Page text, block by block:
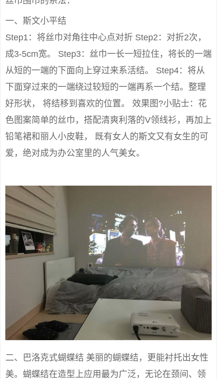
一、斯文小平结
Step1：将丝巾对角往中心点对折 Step2：对折2次，
成3-5cm宽。 Step3：丝巾一长一短拉住，将长的一端
从短的一端的下面向上穿过来系活结。 Step4：将从
下面穿过来的一端绕过较短的一端再系一个结。整理
好形状， 将结移到喜欢的位置。 效果图?小贴士：花
色图案简单的丝巾，搭配清爽利落的V领线衫，再加上
铅笔裙和丽人小皮鞋， 既有女人的斯文又有女生的可
爱，绝对成为办公室里的人气美女。
二、巴洛克式蝴蝶结 美丽的蝴蝶结，更能衬托出女性
美。蝴蝶结在造型上应用最为广泛，无论在颈间、领